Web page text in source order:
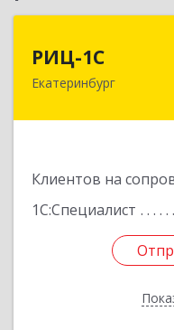
РИЦ-1С
Екатеринбург
Клиентов на
1С:Специалист
620102,